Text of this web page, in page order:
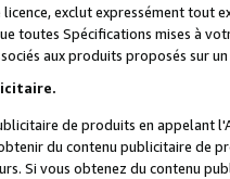
exclut expressément tout
toutes Spécifications mises à
aux produits proposés sur
de produits en appelant
du contenu publicitaire de
Si vous obtenez du contenu